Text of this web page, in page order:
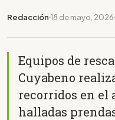
Redacción 18 de mayo, 2026
Equipos de
Cuyabeno
recorridos en el
halladas